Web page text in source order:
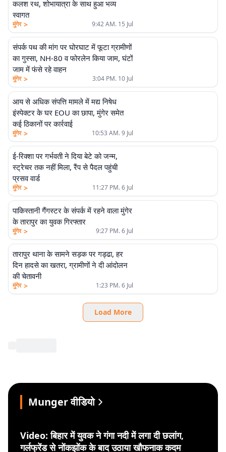
कलश रथ, शोभायात्रा के साथ हुआ भव्य
स्वागत
मुंगेर > 9:42 AM. 15 Jul
संपर्क पथ की मांग पर घोरघाट में फूटा ग्रामीणों
का गुस्सा, NH-80 व फोरलेन किया जाम, घंटों
जाम में फंसे रहे वाहन
मुंगेर > 3:04 PM. 10 Jul
आय से अधिक संपत्ति मामले में मद्य निषेध
इंस्पेक्टर के घर EOU का छापा, मुंगेर समेत
कई ठिकानों पर कार्रवाई
मुंगेर > 10:53 AM. 9 Jul
ई-रिक्शा पर गर्भवती ने दिया बेटे को जन्म,
स्ट्रेचर तक नहीं मिला, रैंप से पैदल पहुंची
प्रसव वार्ड
मुंगेर > 11:27 PM. 6 Jul
पाकिस्तानी गैंगस्टर के संपर्क में रहने वाला मुंगेर
के तारापुर का युवक गिरफ्तार
मुंगेर > 9:27 PM. 6 Jul
तारापुर थाना के सामने सड़क पर गड्ढा, हर
दिन हादसे का खतरा, ग्रामीणों ने दी आंदोलन
की चेतावनी
मुंगेर > 1:23 PM. 6 Jul
Load More
Munger वीडियो
Video: बिहार में युवक ने गंगा नदी में लगा दी छलांग,
गर्लफ्रेंड से नोंकझोंक के बाद उठाया खौफनाक कदम